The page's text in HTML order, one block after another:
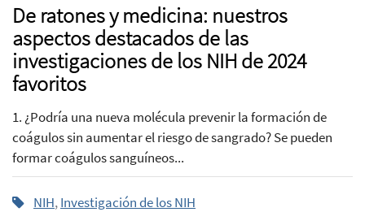
De ratones y medicina: nuestros
aspectos destacados de las
investigaciones de los NIH de 2024
favoritos
1. ¿Podría una nueva molécula prevenir la formación de
coágulos sin aumentar el riesgo de sangrado? Se pueden
formar coágulos sanguíneos...
NIH,Investigación de los NIH